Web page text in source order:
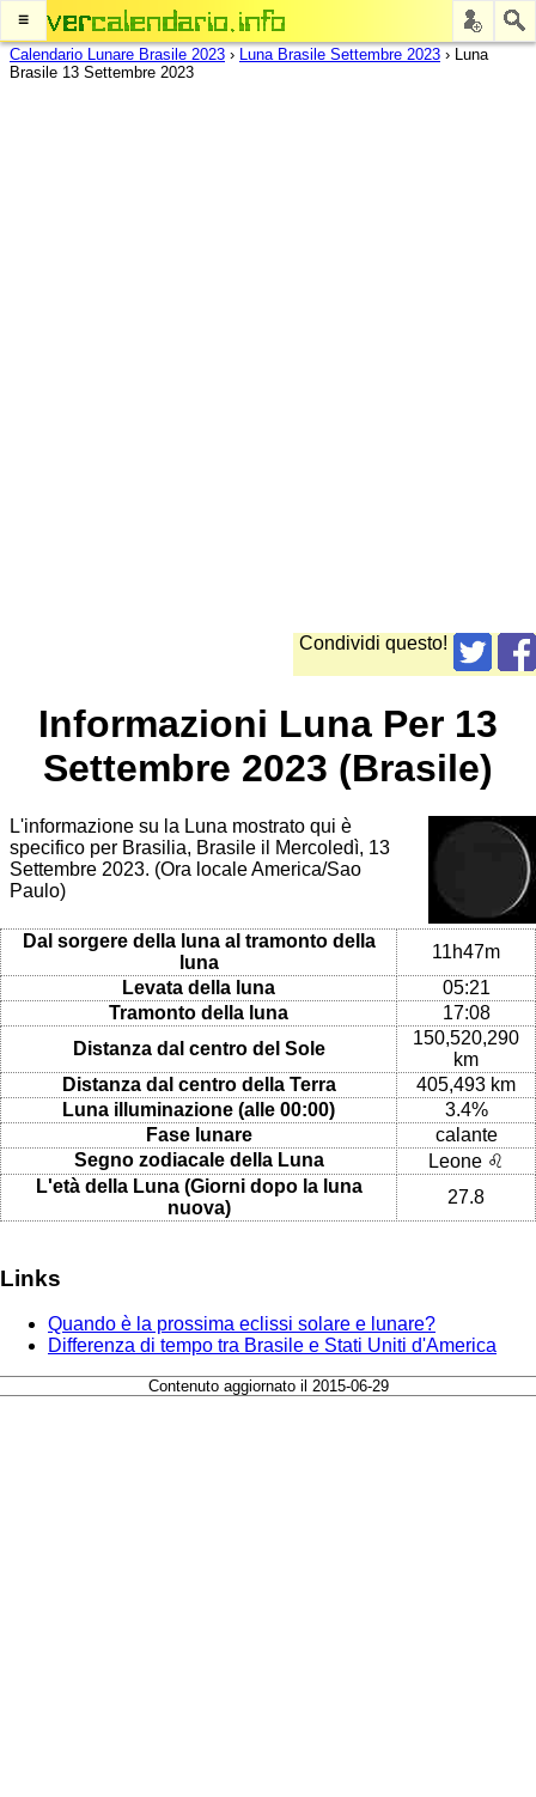
≡
Calendario Lunare Brasile 2023 › Luna Brasile Settembre 2023 › Luna
Brasile 13 Settembre 2023
Condividi questo!
Informazioni Luna Per 13
Settembre 2023 (Brasile)
L'informazione su la Luna mostrato qui è
specifico per Brasilia, Brasile il Mercoledì, 13
Settembre 2023. (Ora locale America/Sao
Paulo)
Dal sorgere della luna al tramonto della
luna
11h47m
Levata della luna
05:21
Tramonto della luna
17:08
Distanza dal centro del Sole
150,520,290
km
Distanza dal centro della Terra
405,493 km
Luna illuminazione (alle 00:00)
3.4%
Fase lunare
calante
Segno zodiacale della Luna
Leone ♌
L'età della Luna (Giorni dopo la luna
nuova)
27.8
Links
Quando è la prossima eclissi solare e lunare?
Differenza di tempo tra Brasile e Stati Uniti d'America
Contenuto aggiornato il 2015-06-29